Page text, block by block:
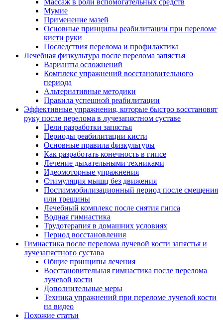
Мумие
Применение мазей
Основные принципы реабилитации при переломе
кисти руки
Последствия перелома и профилактика
Лечебная физкультура после перелома запястья
Варианты осложнений
Комплекс упражнений восстановительного
периода
Альтернативные методики
Правила успешной реабилитации
Эффективные упражнения, которые быстро восстановят
руку после перелома в лучезапястном суставе
Цели разработки запястья
Периоды реабилитации кисти
Основные правила физкультуры
Как разработать конечность в гипсе
Лечение дыхательными техниками
Идеомоторные упражнения
Стимуляция мышц без движения
Постиммобилизационный период после смещения
или трещины
Лечебный комплекс после снятия гипса
Водная гимнастика
Трудотерапия в домашних условиях
Период восстановления
Гимнастика после перелома лучевой кости запястья и
лучезапястного сустава
Общие принципы лечения
Восстановительная гимнастика после перелома
лучевой кости
Дополнительные меры
Техника упражнений при переломе лучевой кости
на видео
Похожие статьи